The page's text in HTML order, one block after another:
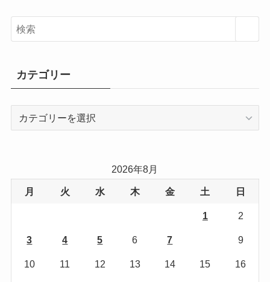
カテゴリー
2026年8月
月 火 水 木 金 土 日
1 2
3 4 5 6 7 9
10 11 12 13 14 15 16